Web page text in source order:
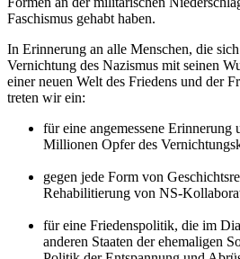
Faschismus gehabt haben.
In Erinnerung an alle Menschen, die
Vernichtung des Nazismus mit seinen
einer neuen Welt des Friedens und der
treten wir ein:
für eine angemessene
Millionen Opfer des
gegen jede Form von
Rehabilitierung von NS-
für eine Friedenspolitik, die im
anderen Staaten der ehemaligen